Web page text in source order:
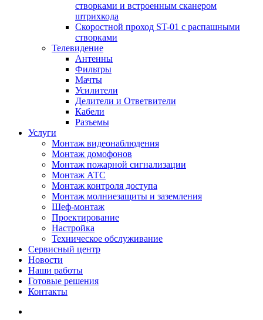
створками и встроенным сканером
штрихкода
Скоростной проход ST-01 с распашными
створками
Телевидение
Антенны
Фильтры
Мачты
Усилители
Делители и Ответвители
Кабели
Разъемы
Услуги
Монтаж видеонаблюдения
Монтаж домофонов
Монтаж пожарной сигнализации
Монтаж АТС
Монтаж контроля доступа
Монтаж молниезащиты и заземления
Шеф-монтаж
Проектирование
Настройка
Техническое обслуживание
Сервисный центр
Новости
Наши работы
Готовые решения
Контакты